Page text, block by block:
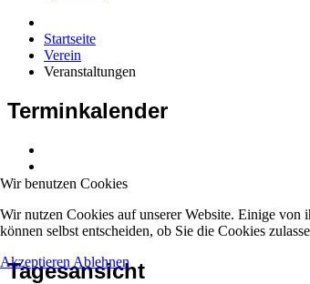
Startseite
Verein
Veranstaltungen
Terminkalender
Tagesansicht
Wir benutzen Cookies
Wir nutzen Cookies auf unserer Website. Einige von
können selbst entscheiden, ob Sie die Cookies
Akzeptieren Ablehnen